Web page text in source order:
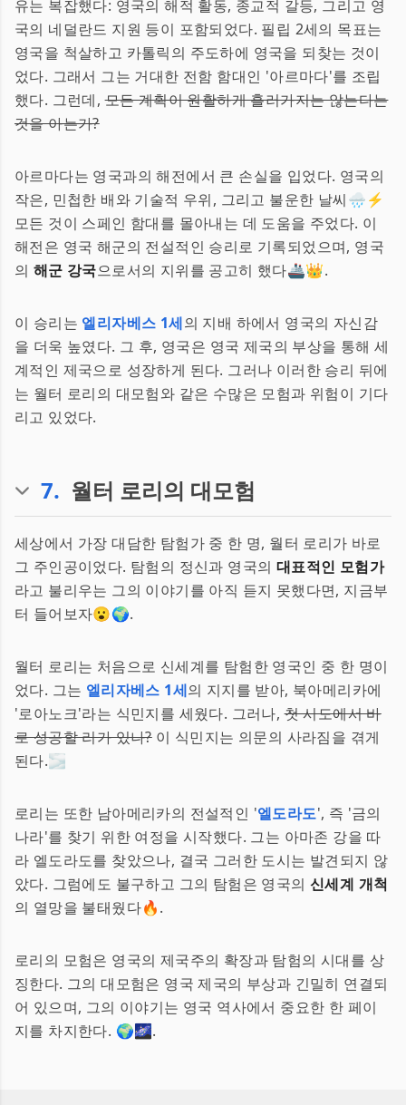
유는 복잡했다: 영국의 해적 활동, 종교적 갈등, 그리고 영
국의 네덜란드 지원 등이 포함되었다. 필립 2세의 목표는
영국을 척살하고 카톨릭의 주도하에 영국을 되찾는 것이
었다. 그래서 그는 거대한 전함 함대인 '아르마다'를 조립
했다. 그런데,모든 계획이 원활하게 흘러가지는 않는다는
것을 아는가?
아르마다는 영국과의 해전에서 큰 손실을 입었다. 영국의
작은, 민첩한 배와 기술적 우위, 그리고 불운한 날씨🌧️⚡
모든 것이 스페인 함대를 몰아내는 데 도움을 주었다. 이
해전은 영국 해군의 전설적인 승리로 기록되었으며, 영국
의 해군 강국으로서의 지위를 공고히 했다🚢👑.
이 승리는 엘리자베스 1세의 지배 하에서 영국의 자신감
을 더욱 높였다. 그 후, 영국은 영국 제국의 부상을 통해 세
계적인 제국으로 성장하게 된다. 그러나 이러한 승리 뒤에
는 월터 로리의 대모험와 같은 수많은 모험과 위험이 기다
리고 있었다.
7. 월터 로리의 대모험
세상에서 가장 대담한 탐험가 중 한 명, 월터 로리가 바로
그 주인공이었다. 탐험의 정신과 영국의 대표적인 모험가
라고 불리우는 그의 이야기를 아직 듣지 못했다면, 지금부
터 들어보자😮🌍.
월터 로리는 처음으로 신세계를 탐험한 영국인 중 한 명이
었다. 그는 엘리자베스 1세의 지지를 받아, 북아메리카에
'로아노크'라는 식민지를 세웠다. 그러나,첫 시도에서 바
로 성공할 리가 있나?이 식민지는 의문의 사라짐을 겪게
된다.🌫️
로리는 또한 남아메리카의 전설적인 '엘도라도', 즉 '금의
나라'를 찾기 위한 여정을 시작했다. 그는 아마존 강을 따
라 엘도라도를 찾았으나, 결국 그러한 도시는 발견되지 않
았다. 그럼에도 불구하고 그의 탐험은 영국의 신세계 개척
의 열망을 불태웠다🔥.
로리의 모험은 영국의 제국주의 확장과 탐험의 시대를 상
징한다. 그의 대모험은 영국 제국의 부상과 긴밀히 연결되
어 있으며, 그의 이야기는 영국 역사에서 중요한 한 페이
지를 차지한다. 🌍🌌.